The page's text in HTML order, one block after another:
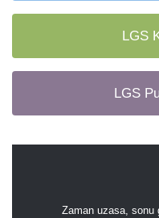
LGS
LGS
Zaman uzasa, sonu